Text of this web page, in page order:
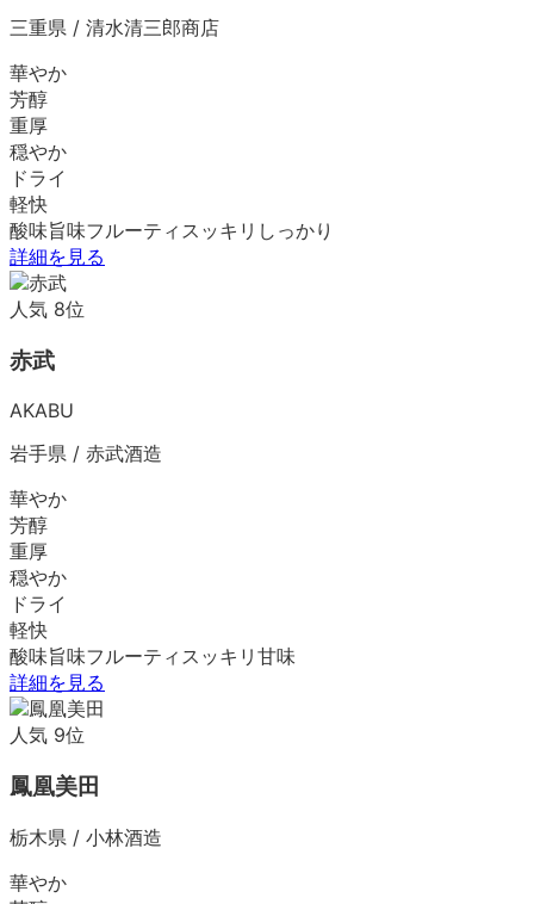
三重県 / 清水清三郎商店
華やか
芳醇
重厚
穏やか
ドライ
軽快
酸味旨味フルーティ スッキリ しっかり
詳細を見る
人気 8位
赤武
AKABU
岩手県 / 赤武酒造
華やか
芳醇
重厚
穏やか
ドライ
軽快
酸味旨味フルーティ スッキリ 甘味
詳細を見る
人気 9位
鳳凰美田
栃木県 / 小林酒造
華やか